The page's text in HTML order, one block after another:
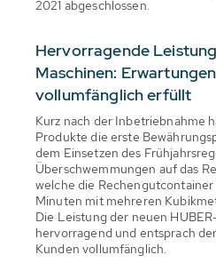
2021 abgeschlossen.
Hervorragende
Maschinen:
vollumfänglich erfüllt
Kurz nach der Inbetriebnahme
Produkte die erste
dem Einsetzen des
Überschwemmungen auf das
welche die
Minuten mit mehreren
Die Leistung der neuen
hervorragend und entsprach
Kunden vollumfänglich.